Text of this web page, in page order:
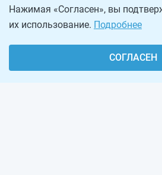
Нажимая «Согласен», вы
их использование. Подробнее
СОГЛАСЕН